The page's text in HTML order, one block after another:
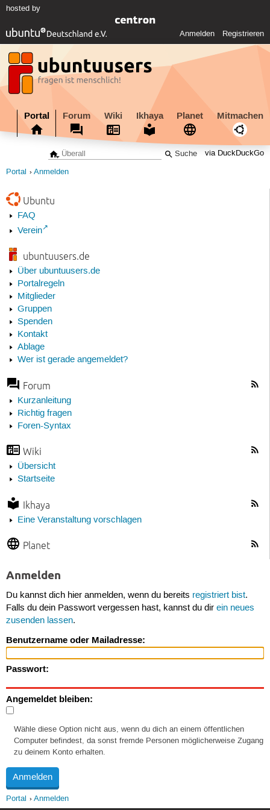
hosted by
Anmelden Registrieren
Portal Forum Wiki Ikhaya Planet Mitmachen
via DuckDuckGo
Portal Anmelden
Ubuntu
FAQ
Verein
ubuntuusers.de
Über ubuntuusers.de
Portalregeln
Mitglieder
Gruppen
Spenden
Kontakt
Ablage
Wer ist gerade angemeldet?
Forum
Kurzanleitung
Richtig fragen
Foren-Syntax
Wiki
Übersicht
Startseite
Ikhaya
Eine Veranstaltung vorschlagen
Planet
Anmelden
Du kannst dich hier anmelden, wenn du bereits registriert bist.
Falls du dein Passwort vergessen hast, kannst du dir ein neues
zusenden lassen.
Benutzername oder Mailadresse:
Passwort:
Angemeldet bleiben:
Wähle diese Option nicht aus, wenn du dich an einem öffentlichen
Computer befindest, da sonst fremde Personen möglicherweise Zugang
zu deinem Konto erhalten.
Portal Anmelden